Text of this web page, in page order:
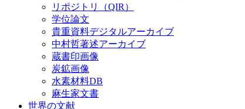
リポジトリ（QIR）
学位論文
貴重資料デジタルアーカイブ
中村哲著述アーカイブ
蔵書印画像
炭鉱画像
水素材料DB
麻生家文書
世界の文献